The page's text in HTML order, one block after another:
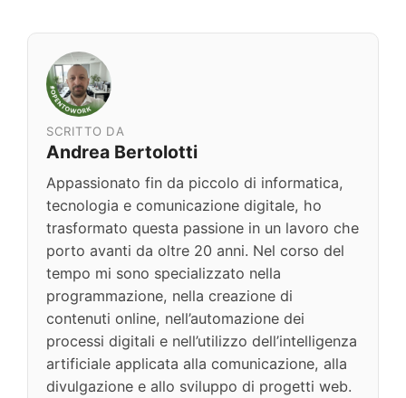
SCRITTO DA
Andrea Bertolotti
Appassionato fin da piccolo di informatica,
tecnologia e comunicazione digitale, ho
trasformato questa passione in un lavoro che
porto avanti da oltre 20 anni. Nel corso del
tempo mi sono specializzato nella
programmazione, nella creazione di
contenuti online, nell’automazione dei
processi digitali e nell’utilizzo dell’intelligenza
artificiale applicata alla comunicazione, alla
divulgazione e allo sviluppo di progetti web.